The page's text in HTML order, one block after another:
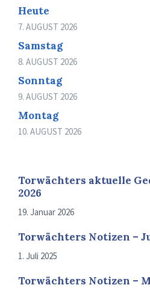
Heute
7. AUGUST 2026
Samstag
8. AUGUST 2026
Sonntag
9. AUGUST 2026
Montag
10. AUGUST 2026
Torwächters aktuelle
2026
19. Januar 2026
Torwächters Notizen –
1. Juli 2025
Torwächters Notizen –